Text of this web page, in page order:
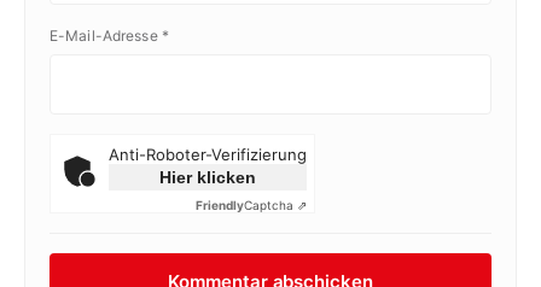
E-Mail-Adresse *
Anti-Roboter-Verifizierung
Hier klicken
FriendlyCaptcha ⇗